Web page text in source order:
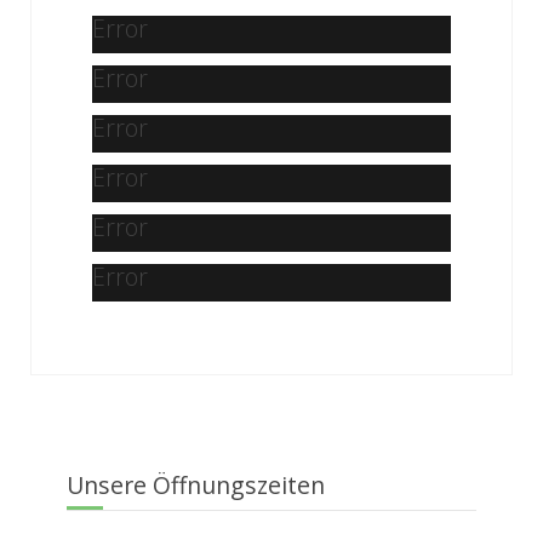
Error
Error
Error
Error
Error
Error
Unsere Öffnungszeiten